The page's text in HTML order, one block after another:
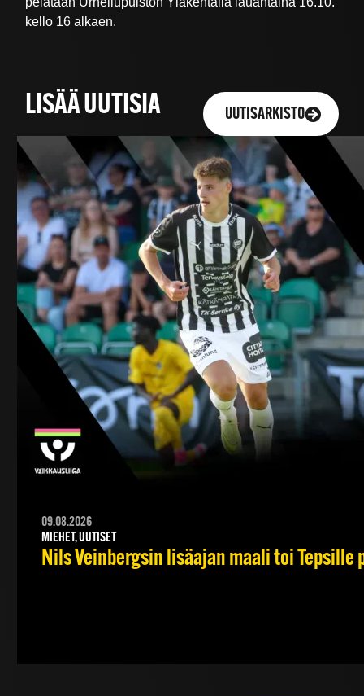
kello 16 alkaen.
LISÄÄ UUTISIA UUTISARKISTO
09.08.2026
MIEHET, UUTISET
Nils Veinbergsin lisäajan maali toi Tepsille